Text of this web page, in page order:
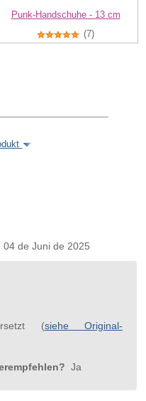
Punk-Handschuhe - 13 cm
(7)
de Juni de 2025
(siehe Original-
Ja